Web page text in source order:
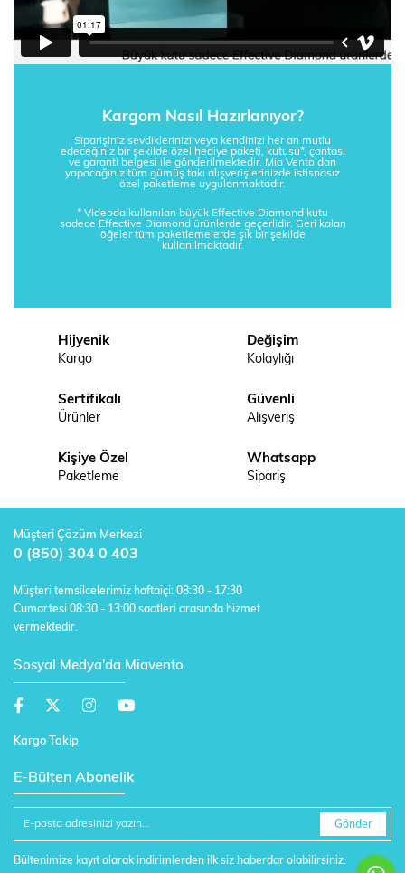
Kargom Nasıl Hazırlanıyor?
Siparişiniz sevdiklerinizi veya kendinizi her an mutlu
edeceğiniz bir şekilde özel hediye paketi, kutusu*, çantası
ve garanti belgesi ile gönderilmektedir. Mia Vento’dan
yapacağınız tüm gümüş takı alışverişlerinizde istisnasız
özel paketleme uygulanmaktadır.
* Videoda kullanılan büyük Effective Diamond kutu
sadece Effective Diamond ürünlerde geçerlidir. Geri kalan
öğeler tüm paketlemelerde şık bir şekilde
kullanılmaktadır.
Hijyenik
Kargo
Değişim
Kolaylığı
Sertifikalı
Ürünler
Güvenli
Alışveriş
Kişiye Özel
Paketleme
Whatsapp
Sipariş
Müşteri Çözüm Merkezi
0 (850) 304 0 403
Müşteri temsilcelerimiz haftaiçi: 08:30 - 17:30
Cumartesi 08:30 - 13:00 saatleri arasında hizmet
vermektedir.
Sosyal Medya'da Miavento
Kargo Takip
E-Bülten Abonelik
Gönder
Bültenimize kayıt olarak indirimlerden ilk siz haberdar olabilirsiniz.